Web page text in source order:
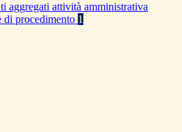
aggregati attività amministrativa
di procedimento 1